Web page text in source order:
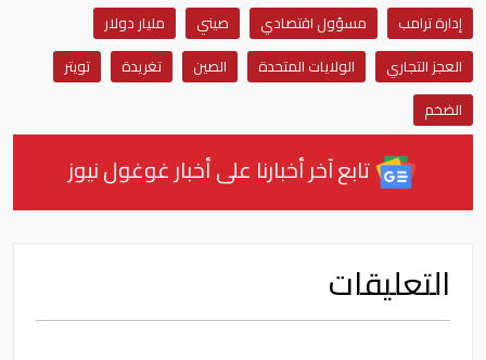
إدارة ترامب مسؤول اقتصادي صيني
مليار دولار
العجز التجاري
الولايات المتحدة الصين تغريدة
تويتر
الضخم
تابع آخر أخبارنا على أخبار غوغول نيوز
التعليقات